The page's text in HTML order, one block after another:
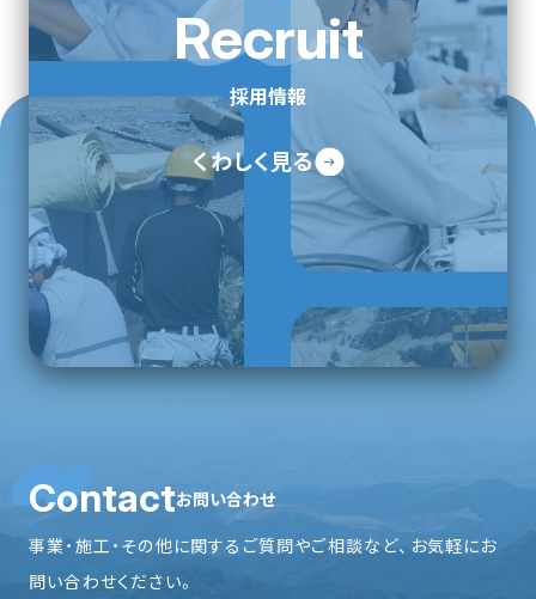
Recruit
採用情報
くわしく見る
Contactお問い合わせ
事業・施工・その他に関するご質問やご相談など、お気軽にお
問い合わせください。